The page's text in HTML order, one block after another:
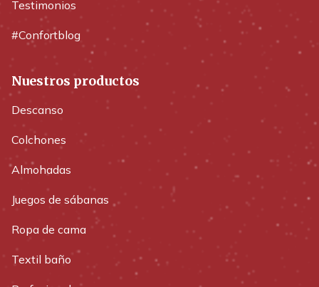
Testimonios
#Confortblog
Nuestros productos
Descanso
Colchones
Almohadas
Juegos de sábanas
Ropa de cama
Textil baño